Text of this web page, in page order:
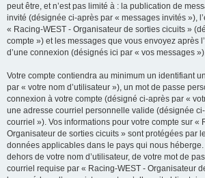
peut être, et n’est pas limité à : la publication de
invité (désignée ci-après par « messages invités »),
« Racing-WEST - Organisateur de sorties cicuits »
compte ») et les messages que vous envoyez après
d’une connexion (désignés ici par « vos messages
Votre compte contiendra au minimum un identifiant
par « votre nom d’utilisateur »), un mot de passe
connexion à votre compte (désigné ci-après par «
une adresse courriel personnelle valide (désignée
courriel »). Vos informations pour votre compte sur «
Organisateur de sorties cicuits » sont protégées par
données applicables dans le pays qui nous
dehors de votre nom d’utilisateur, de votre mot de
courriel requise par « Racing-WEST - Organisateur